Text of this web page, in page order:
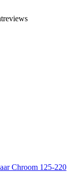
Chroom 125-220